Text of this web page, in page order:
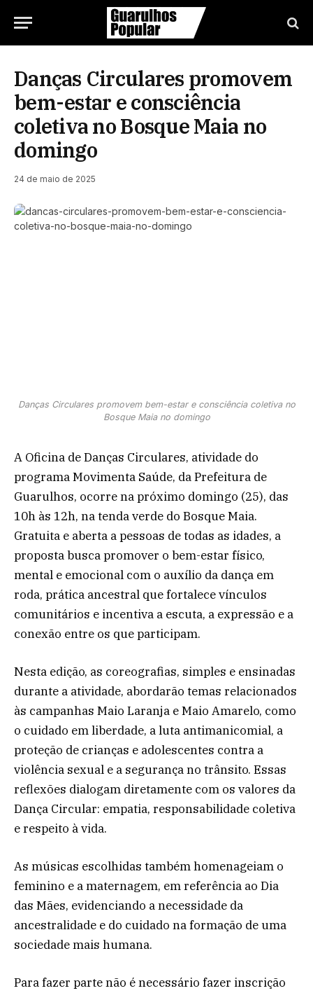
Danças Circulares promovem
bem-estar e consciência
coletiva no Bosque Maia no
domingo
24 de maio de 2025
Danças Circulares promovem bem-estar e consciência coletiva no
Bosque Maia no domingo
A Oficina de Danças Circulares, atividade do
programa Movimenta Saúde, da Prefeitura de
Guarulhos, ocorre na próximo domingo (25), das
10h às 12h, na tenda verde do Bosque Maia.
Gratuita e aberta a pessoas de todas as idades, a
proposta busca promover o bem-estar físico,
mental e emocional com o auxílio da dança em
roda, prática ancestral que fortalece vínculos
comunitários e incentiva a escuta, a expressão e a
conexão entre os que participam.
Nesta edição, as coreografias, simples e ensinadas
durante a atividade, abordarão temas relacionados
às campanhas Maio Laranja e Maio Amarelo, como
o cuidado em liberdade, a luta antimanicomial, a
proteção de crianças e adolescentes contra a
violência sexual e a segurança no trânsito. Essas
reflexões dialogam diretamente com os valores da
Dança Circular: empatia, responsabilidade coletiva
e respeito à vida.
As músicas escolhidas também homenageiam o
feminino e a maternagem, em referência ao Dia
das Mães, evidenciando a necessidade da
ancestralidade e do cuidado na formação de uma
sociedade mais humana.
Para fazer parte não é necessário fazer inscrição